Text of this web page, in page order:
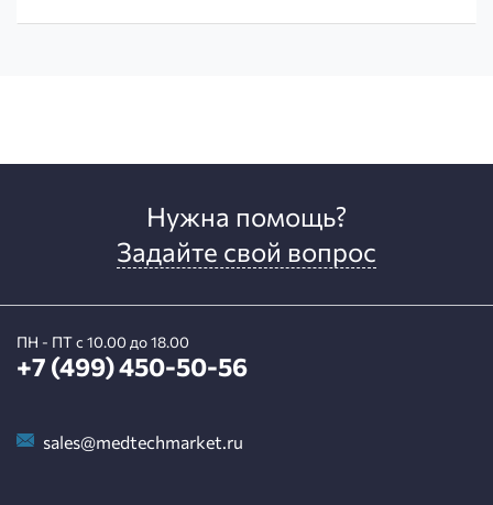
Нужна помощь?
Задайте свой вопрос
ПН - ПТ с 10.00 до 18.00
+7 (499) 450-50-56
sales@medtechmarket.ru